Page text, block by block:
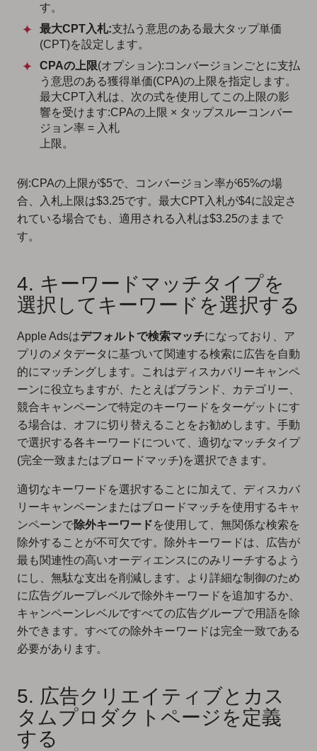
す。
最大CPT入札:支払う意思のある最大タップ単価
(CPT)を設定します。
CPAの上限(オプション):コンバージョンごとに支払
う意思のある獲得単価(CPA)の上限を指定します。
最大CPT入札は、次の式を使用してこの上限の影
響を受けます:CPAの上限 × タップスルーコンバー
ジョン率 = 入札
上限。
例:CPAの上限が$5で、コンバージョン率が65%の場
合、入札上限は$3.25です。最大CPT入札が$4に設定さ
れている場合でも、適用される入札は$3.25のままで
す。
4. キーワードマッチタイプを
選択してキーワードを選択する
Apple Adsはデフォルトで検索マッチになっており、ア
プリのメタデータに基づいて関連する検索に広告を自動
的にマッチングします。これはディスカバリーキャンペ
ーンに役立ちますが、たとえばブランド、カテゴリー、
競合キャンペーンで特定のキーワードをターゲットにす
る場合は、オフに切り替えることをお勧めします。手動
で選択する各キーワードについて、適切なマッチタイプ
(完全一致またはブロードマッチ)を選択できます。
適切なキーワードを選択することに加えて、ディスカバ
リーキャンペーンまたはブロードマッチを使用するキャ
ンペーンで除外キーワードを使用して、無関係な検索を
除外することが不可欠です。除外キーワードは、広告が
最も関連性の高いオーディエンスにのみリーチするよう
にし、無駄な支出を削減します。より詳細な制御のため
に広告グループレベルで除外キーワードを追加するか、
キャンペーンレベルですべての広告グループで用語を除
外できます。すべての除外キーワードは完全一致である
必要があります。
5. 広告クリエイティブとカス
タムプロダクトページを定義
する